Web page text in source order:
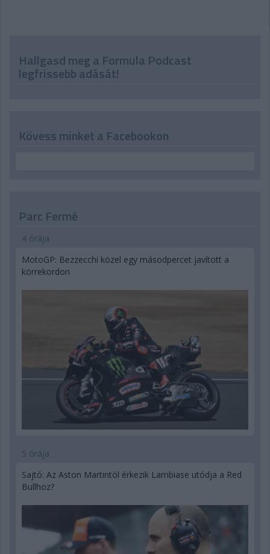
Hallgasd meg a Formula Podcast
legfrissebb adását!
Kövess minket a Facebookon
Parc Fermé
4 órája
MotoGP: Bezzecchi közel egy másodpercet javított a
körrekordon
5 órája
Sajtó: Az Aston Martintól érkezik Lambiase utódja a Red
Bullhoz?